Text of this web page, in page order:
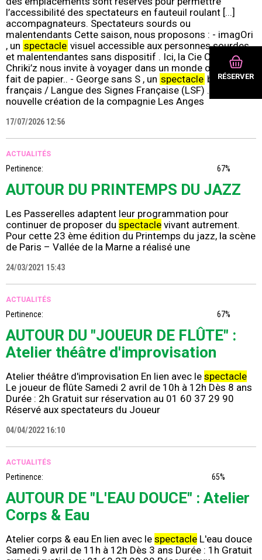
RÉSERVER
l’accessibilité des spectateurs en fauteuil roulant [...]
accompagnateurs. Spectateurs sourds ou
malentendants Cette saison, nous proposons : - imagOri
, un spectacle visuel accessible aux personnes sourdes
et malentendantes sans dispositif . Ici, la Cie Chriki’z [...]
Chriki’z nous invite à voyager dans un monde onirique
fait de papier.. - George sans S , un spectacle bilingue
français / Langue des Signes Française (LSF) . Cette
nouvelle création de la compagnie Les Anges
17/07/2026 12:56
ACTUALITÉS
Pertinence: 67%
AUTOUR DU PRINTEMPS DU JAZZ
Les Passerelles adaptent leur programmation pour
continuer de proposer du spectacle vivant autrement.
Pour cette 23 ème édition du Printemps du jazz, la scène
de Paris – Vallée de la Marne a réalisé une
24/03/2021 15:43
ACTUALITÉS
Pertinence: 67%
AUTOUR DU "JOUEUR DE FLÛTE" :
Atelier théâtre d'improvisation
Atelier théâtre d'improvisation En lien avec le spectacle
Le joueur de flûte Samedi 2 avril de 10h à 12h Dès 8 ans
Durée : 2h Gratuit sur réservation au 01 60 37 29 90
Réservé aux spectateurs du Joueur
04/04/2022 16:10
ACTUALITÉS
Pertinence: 65%
AUTOUR DE "L'EAU DOUCE" : Atelier
Corps & Eau
Atelier corps & eau En lien avec le spectacle L'eau douce
Samedi 9 avril de 11h à 12h Dès 3 ans Durée : 1h Gratuit